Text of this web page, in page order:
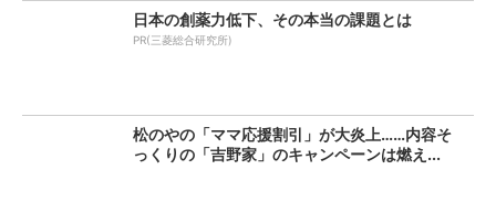
日本の創薬力低下、その本当の課題とは
PR(三菱総合研究所)
松のやの「ママ応援割引」が大炎上……内容そ
っくりの「吉野家」のキャンペーンは燃え...